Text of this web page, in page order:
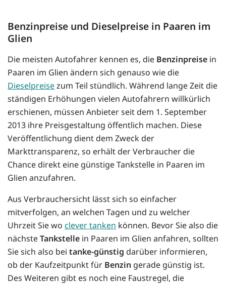
Benzinpreise und Dieselpreise in Paaren im
Glien
Die meisten Autofahrer kennen es, die Benzinpreise in
Paaren im Glien ändern sich genauso wie die
Dieselpreisezum Teil stündlich. Während lange Zeit die
ständigen Erhöhungen vielen Autofahrern willkürlich
erschienen, müssen Anbieter seit dem 1. September
2013 ihre Preisgestaltung öffentlich machen. Diese
Veröffentlichung dient dem Zweck der
Markttransparenz, so erhält der Verbraucher die
Chance direkt eine günstige Tankstelle in Paaren im
Glien anzufahren.
Aus Verbrauchersicht lässt sich so einfacher
mitverfolgen, an welchen Tagen und zu welcher
Uhrzeit Sie wo clever tanken können. Bevor Sie also die
nächsteTankstelle in Paaren im Glien anfahren, sollten
Sie sich also bei tanke-günstig darüber informieren,
ob der Kaufzeitpunkt für Benzin gerade günstig ist.
Des Weiteren gibt es noch eine Faustregel, die